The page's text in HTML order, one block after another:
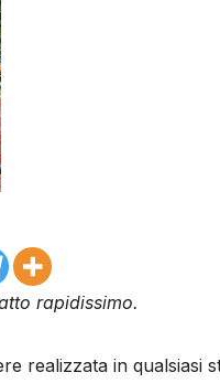
rapidissimo.
realizzata in qualsiasi